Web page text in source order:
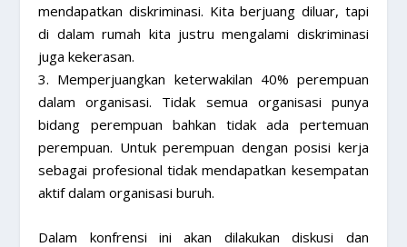
mendapatkan diskriminasi. Kita berjuang diluar, tapi
di dalam rumah kita justru mengalami diskriminasi
juga kekerasan.
3. Memperjuangkan keterwakilan 40% perempuan
dalam organisasi. Tidak semua organisasi punya
bidang perempuan bahkan tidak ada pertemuan
perempuan. Untuk perempuan dengan posisi kerja
sebagai profesional tidak mendapatkan kesempatan
aktif dalam organisasi buruh.
Dalam konfrensi ini akan dilakukan diskusi dan